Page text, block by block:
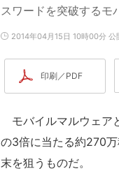
スワードを突破するモ
2014年04月15日 10時00分 公
印刷／PDF
モバイルマルウェア
の3倍に当たる約270
末を狙うものだ。